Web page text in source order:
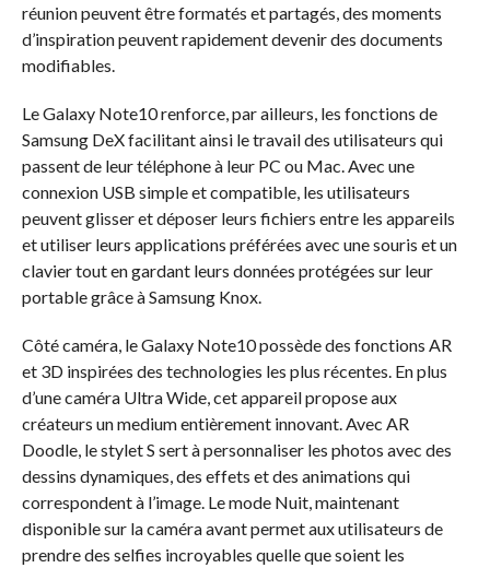
réunion peuvent être formatés et partagés, des moments
d’inspiration peuvent rapidement devenir des documents
modifiables.
Le Galaxy Note10 renforce, par ailleurs, les fonctions de
Samsung DeX facilitant ainsi le travail des utilisateurs qui
passent de leur téléphone à leur PC ou Mac. Avec une
connexion USB simple et compatible, les utilisateurs
peuvent glisser et déposer leurs fichiers entre les appareils
et utiliser leurs applications préférées avec une souris et un
clavier tout en gardant leurs données protégées sur leur
portable grâce à Samsung Knox.
Côté caméra, le Galaxy Note10 possède des fonctions AR
et 3D inspirées des technologies les plus récentes. En plus
d’une caméra Ultra Wide, cet appareil propose aux
créateurs un medium entièrement innovant. Avec AR
Doodle, le stylet S sert à personnaliser les photos avec des
dessins dynamiques, des effets et des animations qui
correspondent à l’image. Le mode Nuit, maintenant
disponible sur la caméra avant permet aux utilisateurs de
prendre des selfies incroyables quelle que soient les